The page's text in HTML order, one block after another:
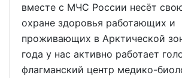
вместе с МЧС России несёт
охране здоровья работающих и
проживающих в Арктической
года у нас активно работает
флагманский центр медико-